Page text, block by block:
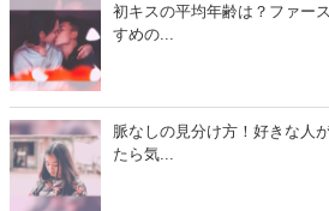
初キスの平均年齢は？ファー
すめの...
脈なしの見分け方！好きな人
たら気...